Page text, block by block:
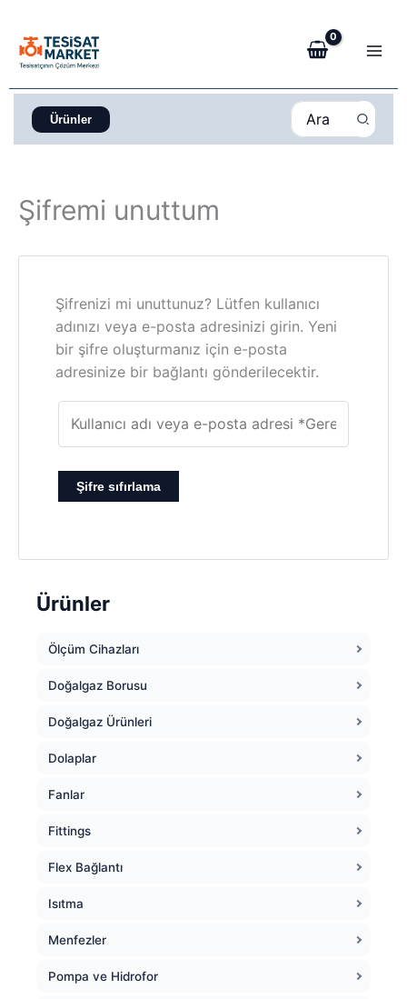
atla
Ürünler
Search
for:
Şifremi unuttum
Şifrenizi mi unuttunuz? Lütfen kullanıcı
adınızı veya e-posta adresinizi girin. Yeni
bir şifre oluşturmanız için e-posta
adresinize bir bağlantı gönderilecektir.
Şifre sıfırlama
Ürünler
Ölçüm Cihazları
Doğalgaz Borusu
Doğalgaz Ürünleri
Dolaplar
Fanlar
Fittings
Flex Bağlantı
Isıtma
Menfezler
Pompa ve Hidrofor